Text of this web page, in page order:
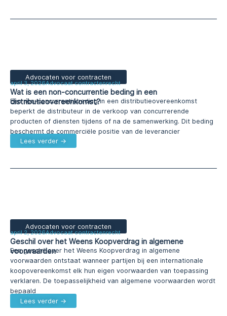
Advocaten voor contracten
april 3, 2026Advocaat contractenrecht
Wat is een non-concurrentie beding in een
distributieovereenkomst?
Een non-concurrentiebeding in een distributieovereenkomst
beperkt de distributeur in de verkoop van concurrerende
producten of diensten tijdens of na de samenwerking. Dit beding
beschermt de commerciële positie van de leverancier
Lees verder →
Advocaten voor contracten
april 2, 2026Advocaat contractenrecht
Geschil over het Weens Koopverdrag in algemene
voorwaarden
Een geschil over het Weens Koopverdrag in algemene
voorwaarden ontstaat wanneer partijen bij een internationale
koopovereenkomst elk hun eigen voorwaarden van toepassing
verklaren. De toepasselijkheid van algemene voorwaarden wordt
bepaald
Lees verder →